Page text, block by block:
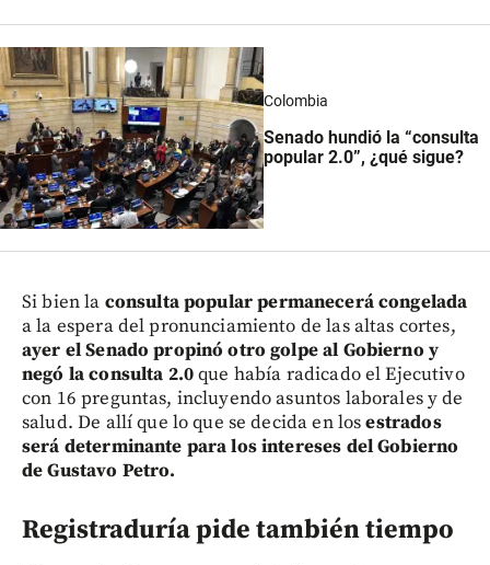
Colombia
Senado hundió la “consulta
popular 2.0”, ¿qué sigue?
Si bien la consulta popular permanecerá congelada
a la espera del pronunciamiento de las altas cortes,
ayer el Senado propinó otro golpe al Gobierno y
negó la consulta 2.0que había radicado el Ejecutivo
con 16 preguntas, incluyendo asuntos laborales y de
salud. De allí que lo que se decida en losestrados
será determinante para los intereses del Gobierno
de Gustavo Petro.
Registraduría pide también tiempo